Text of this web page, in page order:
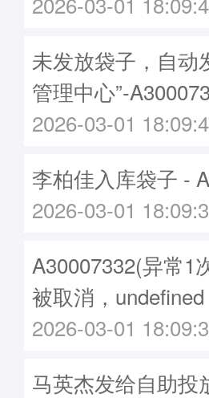
未发放袋子，自动
管理中心”-
2026-03-01
李柏佳入库袋子 -
2026-03-01
A30007332(异常1
被取消，undefined
2026-03-01
马英杰发给自助投